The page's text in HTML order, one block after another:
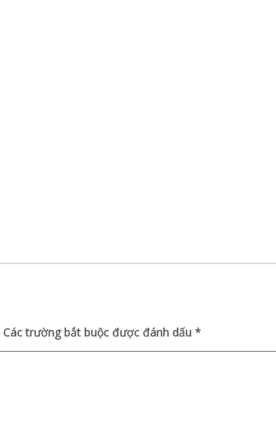
Các trường bắt buộc được đánh dấu *